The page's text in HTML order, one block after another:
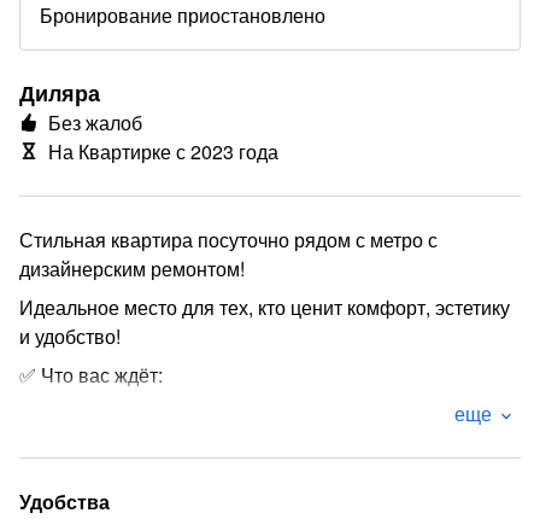
Бронирование приостановлено
Диляра
Без жалоб
На Квартирке с 2023 года
Стильная квартира посуточно рядом с метро с
дизайнерским ремонтом!
Идеальное место для тех, кто ценит комфорт, эстетику
и удобство!
✅ Что вас ждёт:
качественное и функциональное.
еще
Удобства